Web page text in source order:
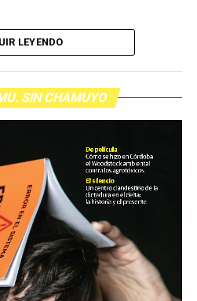
LEYENDO
SIN CHAMUYO